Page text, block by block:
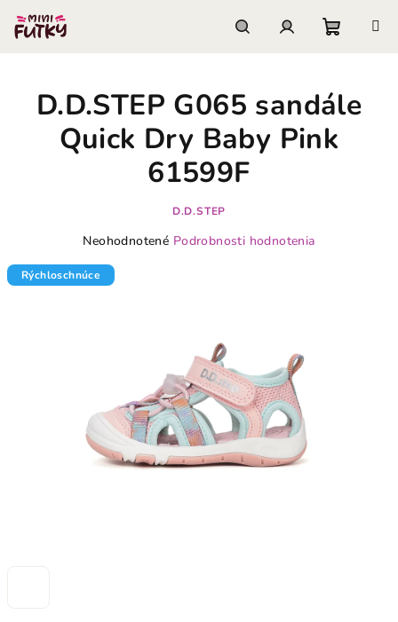
obsah
košík
D.D.STEP G065 sandále
Quick Dry Baby Pink
61599F
D.D.STEP
Priemerné
produktu
Neohodnotené Podrobnosti hodnotenia
Rýchloschnúce